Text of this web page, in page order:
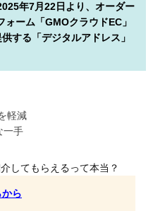
年7月22日より、オーダー
ーム「GMOクラウドEC」
する「デジタルアドレス」
軽減
一手
してもらえるって本当？
ら